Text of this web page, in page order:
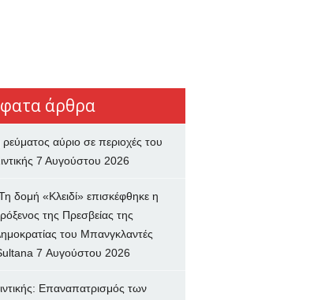
άρθρα
αύριο σε περιοχές του
7 Αυγούστου 2026
δομή «Κλειδί» επισκέφθηκε η
της Πρεσβείας της
του Μπανγκλαντές
7 Αυγούστου 2026
Επαναπατρισμός των